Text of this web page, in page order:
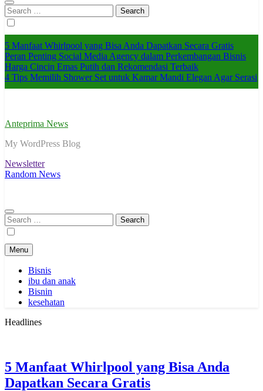
Search
for:
5 Manfaat Whirlpool yang Bisa Anda Dapatkan Secara Gratis
Peran Penting Social Media Agency dalam Perkembangan Bisnis
Harga Cincin Emas Putih dan Rekomendasi Terbaik
4 Tips Memilih Shower Set untuk Kamar Mandi Elegan Agar Serasi
Anteprima News
My WordPress Blog
Newsletter
Random News
Search
for:
Menu
Bisnis
ibu dan anak
Bisnin
kesehatan
Headlines
5 Manfaat Whirlpool yang Bisa Anda
Dapatkan Secara Gratis